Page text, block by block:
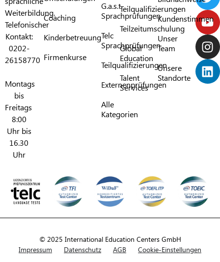
Weiterbildung.
Telefonischer
Kontakt:
0202-
26158770
Montags
bis
Freitags
8:00
Uhr bis
16.30
Uhr
Coaching
Kinderbetreuung
Firmenkurse
G.a.s.t.
Sprachprüfungen​
Telc
Sprachprüfungen​
Teilqualifizierungen​
Externenprüfungen
Alle
Kategorien​
Teilqualifizierungen
Teilzeitumschulung
Global
Education
Talent
Services
Kundenstimmen
Unser
Team
Unsere
Standorte
© 2025 International Education Centers GmbH
Impressum
Datenschutz AGB Cookie-Einstellungen